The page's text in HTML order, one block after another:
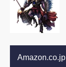
Amazon.co.jp